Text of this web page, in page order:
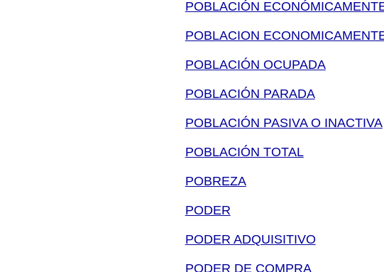
POBLACIÓN
POBLACION
POBLACIÓN OCUPADA
POBLACIÓN PARADA
POBLACIÓN PASIVA O INACTIVA
POBLACIÓN TOTAL
POBREZA
PODER
PODER ADQUISITIVO
PODER DE COMPRA